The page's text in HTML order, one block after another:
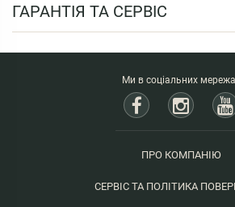
ГАРАНТІЯ ТА СЕРВІС
Ми в соціальних
ПРО КОМПАНІЮ
СЕРВІС ТА ПОЛІТИКА